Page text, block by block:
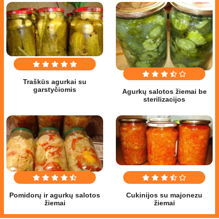
Traškūs agurkai su
garstyčiomis
Agurkų salotos žiemai be
sterilizacijos
Pomidorų ir agurkų salotos
žiemai
Cukinijos su majonezu
žiemai